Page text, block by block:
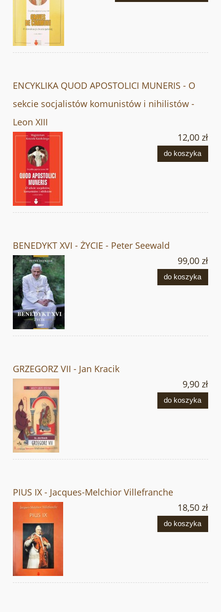
ENCYKLIKA QUOD APOSTOLICI MUNERIS - O
sekcie socjalistów komunistów i nihilistów -
Leon XIII
12,00 zł
do koszyka
BENEDYKT XVI - ŻYCIE - Peter Seewald
99,00 zł
do koszyka
GRZEGORZ VII - Jan Kracik
9,90 zł
do koszyka
PIUS IX - Jacques-Melchior Villefranche
18,50 zł
do koszyka